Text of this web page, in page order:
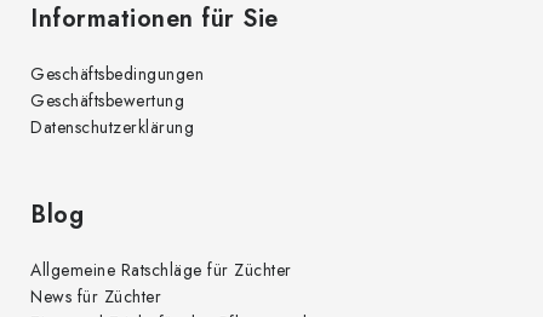
Informationen für Sie
Geschäftsbedingungen
Geschäftsbewertung
Datenschutzerklärung
Blog
Allgemeine Ratschläge für Züchter
News für Züchter